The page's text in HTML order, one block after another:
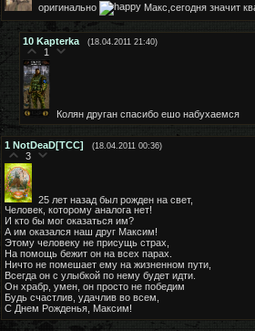
оригинально Макс,сегодня значит
10 Kapterka (18.04.2011 21:40)
1
Колян друган спасибо ешо набухаемся
1 NotDeaD[TCC] (18.04.2011 00:36)
3
25 лет назад был рожден на свет,
Человек, которому аналога нет!
И кто бы мог оказаться им?
А им оказался наш друг Максим!
Этому человеку не присущь страх,
На помощь бежит он на всех парах.
Ничто не помешает ему на жизненном пути,
Всегда он с улыбкой по нему будет идти.
Он храбр, умен, он просто не победим
Будь счастлив, удачлив во всем,
C Днем Рожденья, Максим!